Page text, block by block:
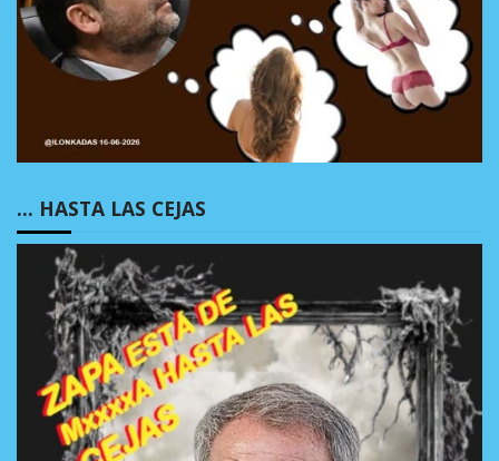
… HASTA LAS CEJAS